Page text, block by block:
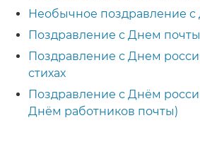
Необычное поздравление
Поздравление с Днем почты
Поздравление с Днем
стихах
Поздравление с Днём
Днём работников почты)